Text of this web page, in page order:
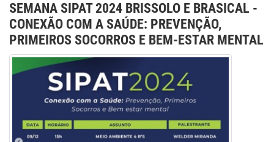
SEMANA SIPAT 2024 BRISSOLO E BRASICAL -
CONEXÃO COM A SAÚDE: PREVENÇÃO,
PRIMEIROS SOCORROS E BEM-ESTAR MENTAL